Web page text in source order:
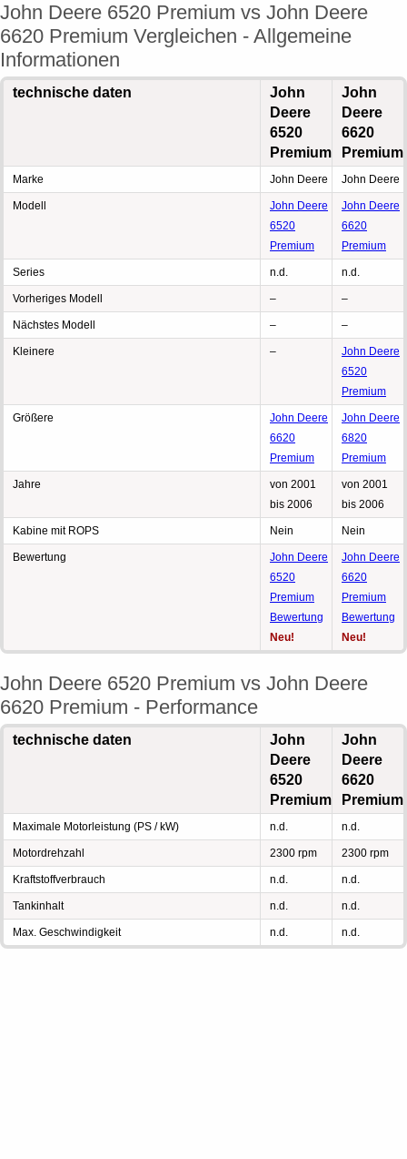
John Deere 6520 Premium vs John Deere
6620 Premium Vergleichen - Allgemeine
Informationen
technische daten
John
Deere
6520
Premium
John
Deere
6620
Premium
Marke John Deere John Deere
Modell
John Deere
6520
Premium
John Deere
6620
Premium
Series n.d. n.d.
Vorheriges Modell – –
Nächstes Modell – –
Kleinere –
John Deere
6520
Premium
Größere
John Deere
6620
Premium
John Deere
6820
Premium
Jahre
von 2001
bis 2006
von 2001
bis 2006
Kabine mit ROPS Nein Nein
Bewertung
John Deere
6520
Premium
Bewertung
Neu!
John Deere
6620
Premium
Bewertung
Neu!
John Deere 6520 Premium vs John Deere
6620 Premium - Performance
technische daten
John
Deere
6520
Premium
John
Deere
6620
Premium
Maximale Motorleistung (PS / kW) n.d. n.d.
Motordrehzahl 2300 rpm 2300 rpm
Kraftstoffverbrauch n.d. n.d.
Tankinhalt n.d. n.d.
Max. Geschwindigkeit n.d. n.d.